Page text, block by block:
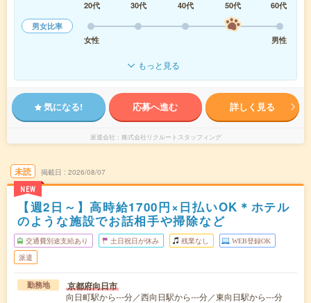
20代 30代 40代 50代
60代
男女比率
女性
男性
もっと見る
気になる! 応募へ進む 詳しく見る
派遣会社 株式会社リクルートスタッフィング
未読
NEW
掲載日 2026/08/07
【週2日～】高時給1700円×日払いOK＊ホテル
のような施設でお話相手や掃除など
交通費別途支給あり 土日祝日が休み 残業なし WEB登録OK
派遣
勤務地 京都府向日市
向日町駅から---分／西向日駅から---分／東向日駅から---分